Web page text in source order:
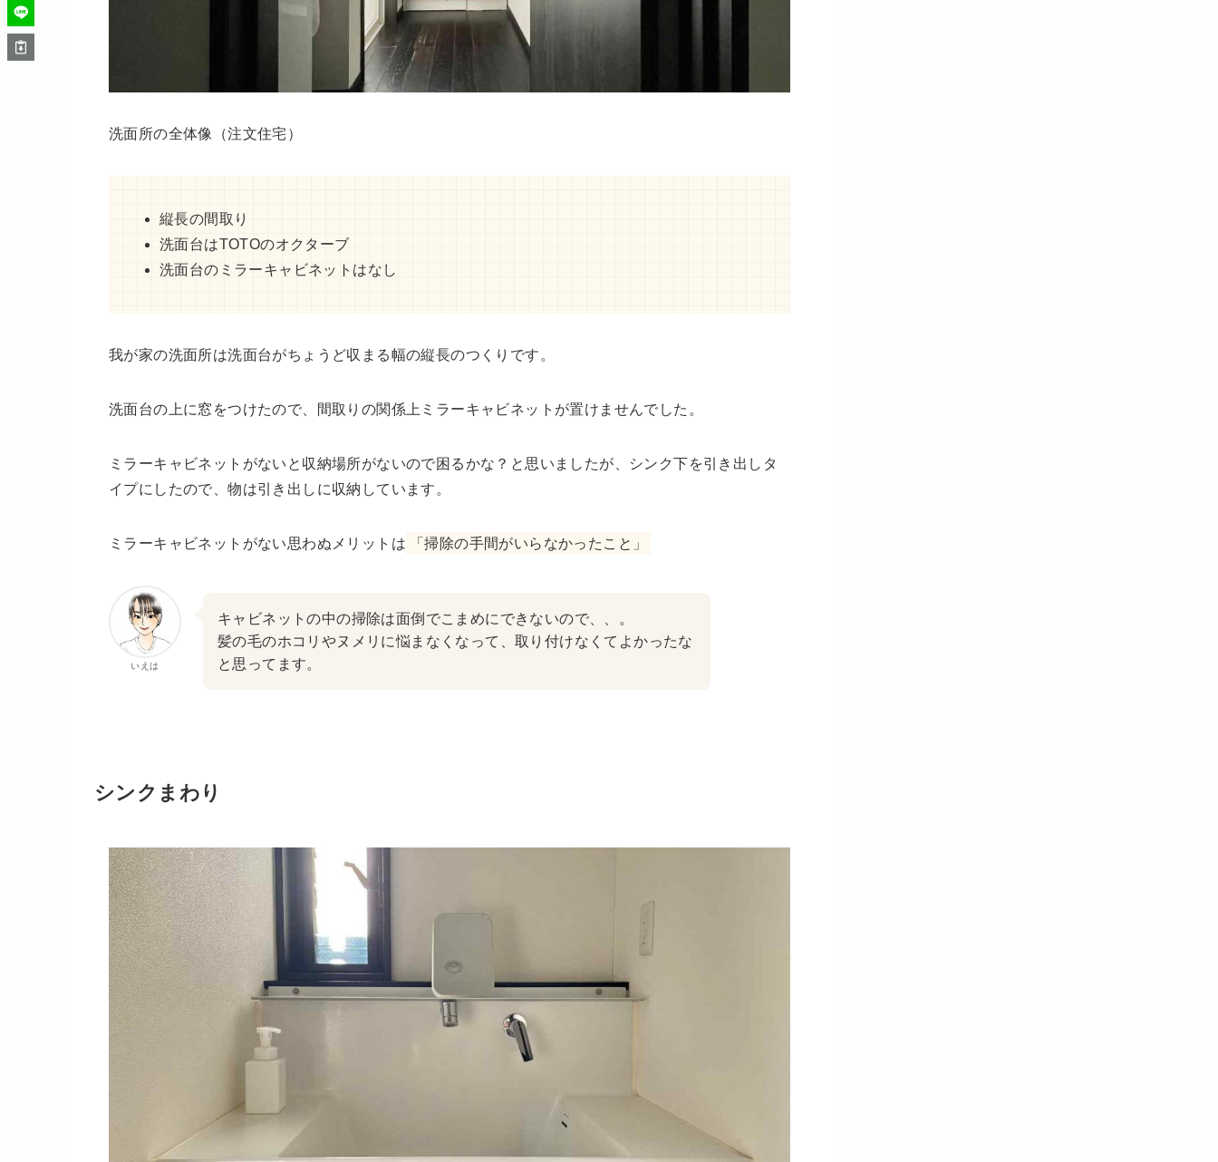
洗面所の全体像（注文住宅）
縦長の間取り
洗面台はTOTOのオクターブ
洗面台のミラーキャビネットはなし
我が家の洗面所は洗面台がちょうど収まる幅の縦長のつくりです。
洗面台の上に窓をつけたので、間取りの関係上ミラーキャビネットが置けませんでした。
ミラーキャビネットがないと収納場所がないので困るかな？と思いましたが、シンク下を引き出しタ
イプにしたので、物は引き出しに収納しています。
ミラーキャビネットがない思わぬメリットは 「掃除の手間がいらなかったこと」
いえは
キャビネットの中の掃除は面倒でこまめにできないので、、。
髪の毛のホコリやヌメリに悩まなくなって、取り付けなくてよかったな
と思ってます。
シンクまわり